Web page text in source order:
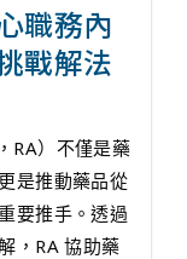
職務內
戰解法
RA）不僅是藥
是推動藥品從
要推手。透過
，RA 協助藥